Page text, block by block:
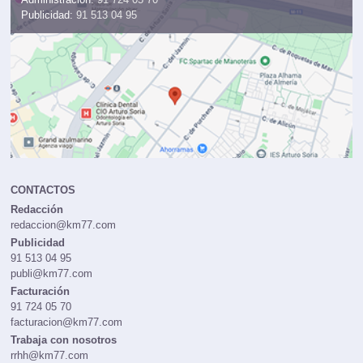
Publicidad: 91 513 04 95
CONTACTOS
Redacción
redaccion@km77.com
Publicidad
91 513 04 95
publi@km77.com
Facturación
91 724 05 70
facturacion@km77.com
Trabaja con nosotros
rrhh@km77.com